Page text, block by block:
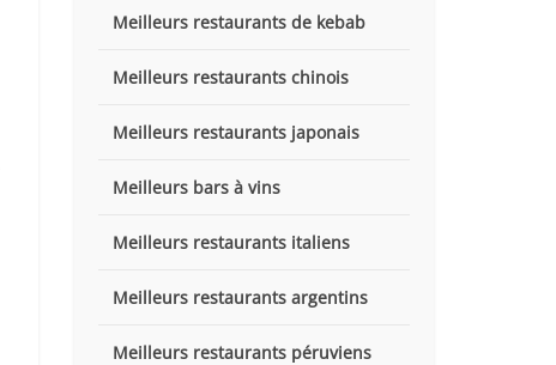
Meilleurs restaurants de kebab
Meilleurs restaurants chinois
Meilleurs restaurants japonais
Meilleurs bars à vins
Meilleurs restaurants italiens
Meilleurs restaurants argentins
Meilleurs restaurants péruviens